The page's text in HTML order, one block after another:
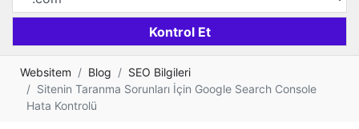
Websitem Blog
SEO Bilgileri
Sitenin Taranma Sorunları İçin Google Search Console
Hata Kontrolü